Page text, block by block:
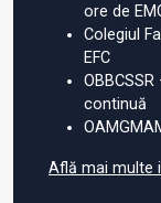
ore de
Colegiul
EFC
continuă
Află mai multe